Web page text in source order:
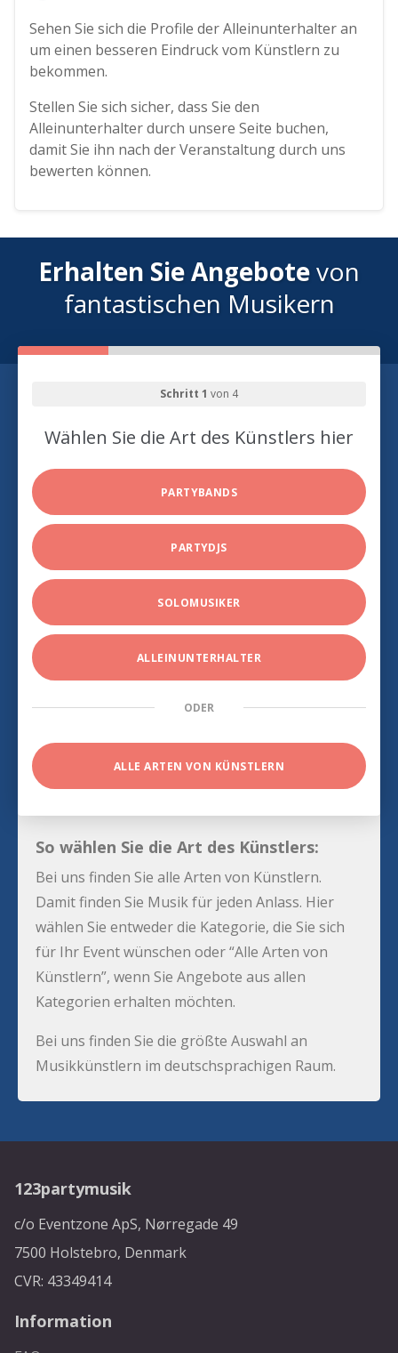
Sehen Sie sich die Profile der Alleinunterhalter an
um einen besseren Eindruck vom Künstlern zu
bekommen.
Stellen Sie sich sicher, dass Sie den
Alleinunterhalter durch unsere Seite buchen,
damit Sie ihn nach der Veranstaltung durch uns
bewerten können.
Erhalten Sie Angebotevon
fantastischen Musikern
Schritt 1 von 4
Wählen Sie die Art des Künstlers hier
PARTYBANDS
PARTYDJS
SOLOMUSIKER
ALLEINUNTERHALTER
ODER
ALLE ARTEN VON KÜNSTLERN
So wählen Sie die Art des Künstlers:
Bei uns finden Sie alle Arten von Künstlern.
Damit finden Sie Musik für jeden Anlass. Hier
wählen Sie entweder die Kategorie, die Sie sich
für Ihr Event wünschen oder “Alle Arten von
Künstlern”, wenn Sie Angebote aus allen
Kategorien erhalten möchten.
Bei uns finden Sie die größte Auswahl an
Musikkünstlern im deutschsprachigen Raum.
123partymusik
c/o Eventzone ApS, Nørregade 49
7500 Holstebro, Denmark
CVR: 43349414
Information